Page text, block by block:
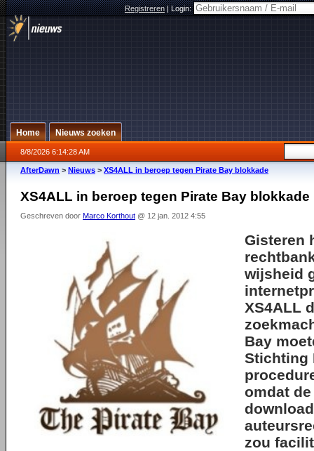
Registreren|Login:
Home Nieuws zoeken
8/8/2026 6:14:28 AM
AfterDawn > Nieuws > XS4ALL in beroep tegen Pirate Bay blokkade
XS4ALL in beroep tegen Pirate Bay blokkade
Geschreven door Marco Korthout @ 12 jan. 2012 4:55
Gisteren
wijsheid
XS4ALL
Bay
Stichting
omdat
zou